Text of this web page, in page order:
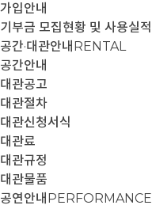
가입안내
기부금 모집현황 및 사용실적
공간·대관안내 RENTAL
공간안내
대관공고
대관절차
대관신청서식
대관료
대관규정
대관물품
공연안내 PERFORMANCE